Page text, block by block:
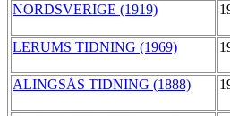
NORDSVERIGE (1919)
LERUMS TIDNING (1969)
ALINGSÅS TIDNING (1888)